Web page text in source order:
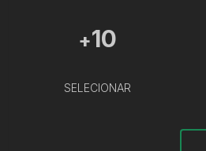
+10
SELECIONAR